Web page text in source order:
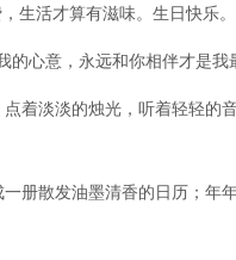
生活才算有滋味。生日快乐。
的心意，永远和你相伴才是我
着淡淡的烛光，听着轻轻的
册散发油墨清香的日历；年